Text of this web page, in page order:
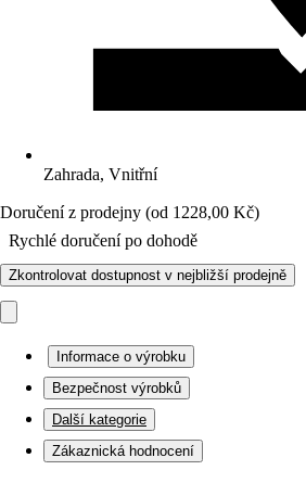
Zahrada, Vnitřní
Doručení z prodejny (od 1228,00 Kč)
Rychlé doručení po dohodě
Zkontrolovat dostupnost v nejbližší prodejně
Informace o výrobku
Bezpečnost výrobků
Další kategorie
Zákaznická hodnocení